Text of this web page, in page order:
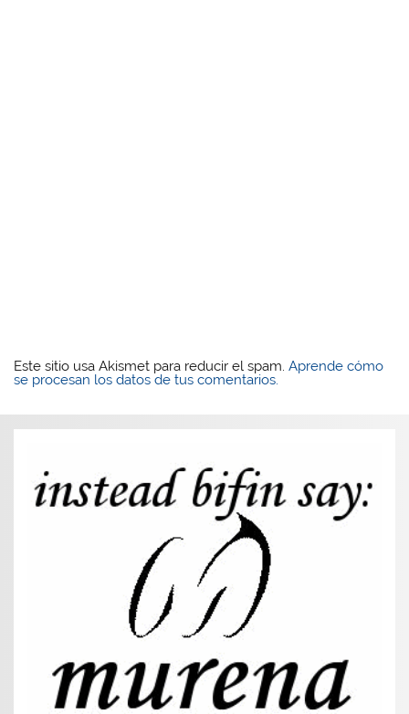
Este sitio usa Akismet para reducir el spam.Aprende cómo
se procesan los datos de tus comentarios.